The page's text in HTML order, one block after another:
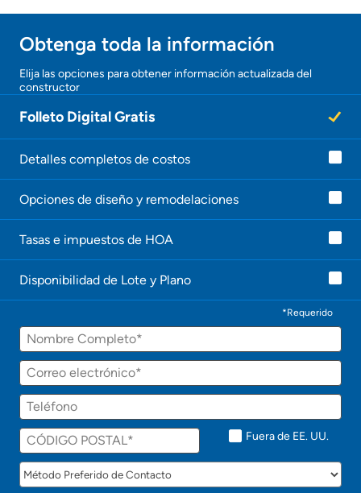
¡Gracias!
¡
n
e
e
c
t
r
á
r
n
t
!
Obtenga toda la información
Elija las opciones para obtener información actualizada del
constructor
Folleto Digital Gratis
Detalles completos de costos
Opciones de diseño y remodelaciones
Tasas e impuestos de HOA
Disponibilidad de Lote y Plano
*Requerido
Nombre
Correo
electrónico
Teléfono
Fuera de EE. UU.